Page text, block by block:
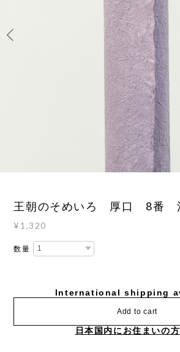
王朝のそめいろ 厚口 8番
¥1,320
数量
International shipping
Add to cart
日本国内にお住まいの